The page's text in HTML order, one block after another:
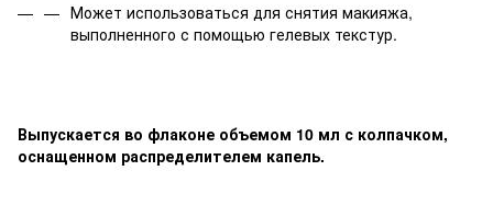
Может использоваться для снятия макияжа,
выполненного с помощью гелевых текстур.
Выпускается во флаконе объемом 10 мл с колпачком,
оснащенном распределителем капель.